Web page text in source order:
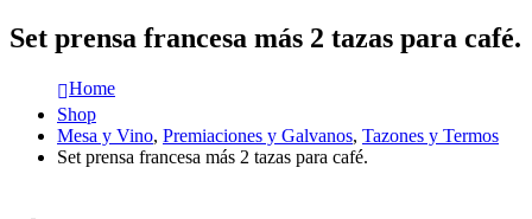
Set prensa francesa más 2 tazas para café.
Home
Shop
Mesa y Vino, Premiaciones y Galvanos, Tazones y Termos
Set prensa francesa más 2 tazas para café.